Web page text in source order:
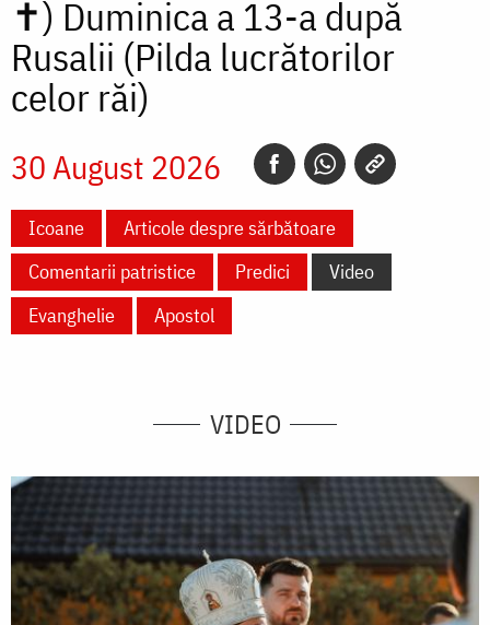
✝) Duminica a 13-a după
Rusalii (Pilda lucrătorilor
celor răi)
30 August 2026
Icoane
Articole despre sărbătoare
Comentarii patristice
Predici
Video
Evanghelie
Apostol
VIDEO